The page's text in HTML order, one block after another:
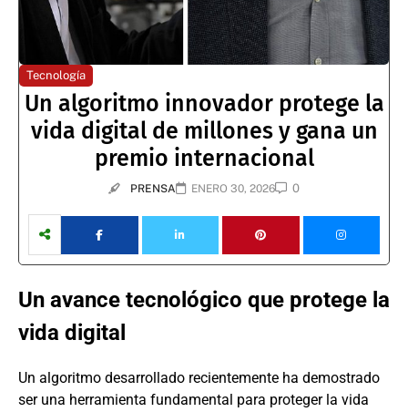
Tecnología
Un algoritmo innovador protege la
vida digital de millones y gana un
premio internacional
PRENSA ENERO 30, 2026 0
Un avance tecnológico que protege la
vida digital
Un algoritmo desarrollado recientemente ha demostrado
ser una herramienta fundamental para proteger la vida